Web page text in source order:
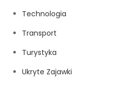
Technologia
Transport
Turystyka
Ukryte Zajawki